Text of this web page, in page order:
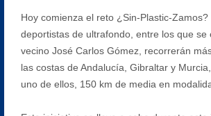
Hoy comienza el reto ¿Sin-Plastic-
deportistas de ultrafondo, entre los que se
vecino José Carlos Gómez, recorrerán
las costas de Andalucía, Gibraltar y
uno de ellos, 150 km de media en